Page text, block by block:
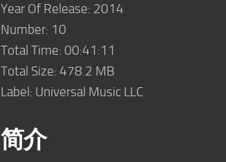
Year Of Release: 2014
Number: 10
Total Time: 00:41:11
Total Size: 478.2 MB
Label: Universal Music LLC
简介